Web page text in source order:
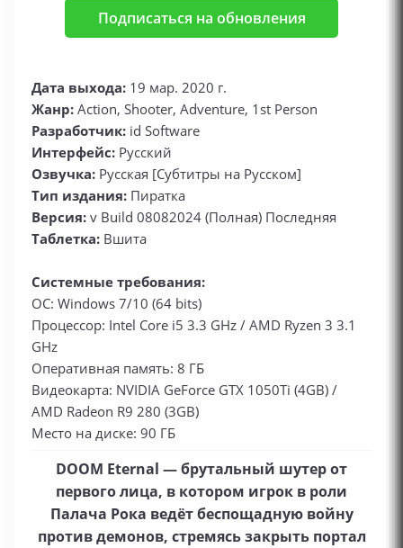
Подписаться на обновления
Дата выхода: 19 мар. 2020 г.
Жанр: Action, Shooter, Adventure, 1st Person
Разработчик: id Software
Интерфейс: Русский
Озвучка: Русская [Субтитры на Русском]
Тип издания: Пиратка
Версия: v Build 08082024 (Полная) Последняя
Таблетка: Вшита
Системные требования:
ОС: Windows 7/10 (64 bits)
Процессор: Intel Core i5 3.3 GHz / AMD Ryzen 3 3.1
GHz
Оперативная память: 8 ГБ
Видеокарта: NVIDIA GeForce GTX 1050Ti (4GB) /
AMD Radeon R9 280 (3GB)
Место на диске: 90 ГБ
DOOM Eternal — брутальный шутер от
первого лица, в котором игрок в роли
Палача Рока ведёт беспощадную войну
против демонов, стремясь закрыть портал